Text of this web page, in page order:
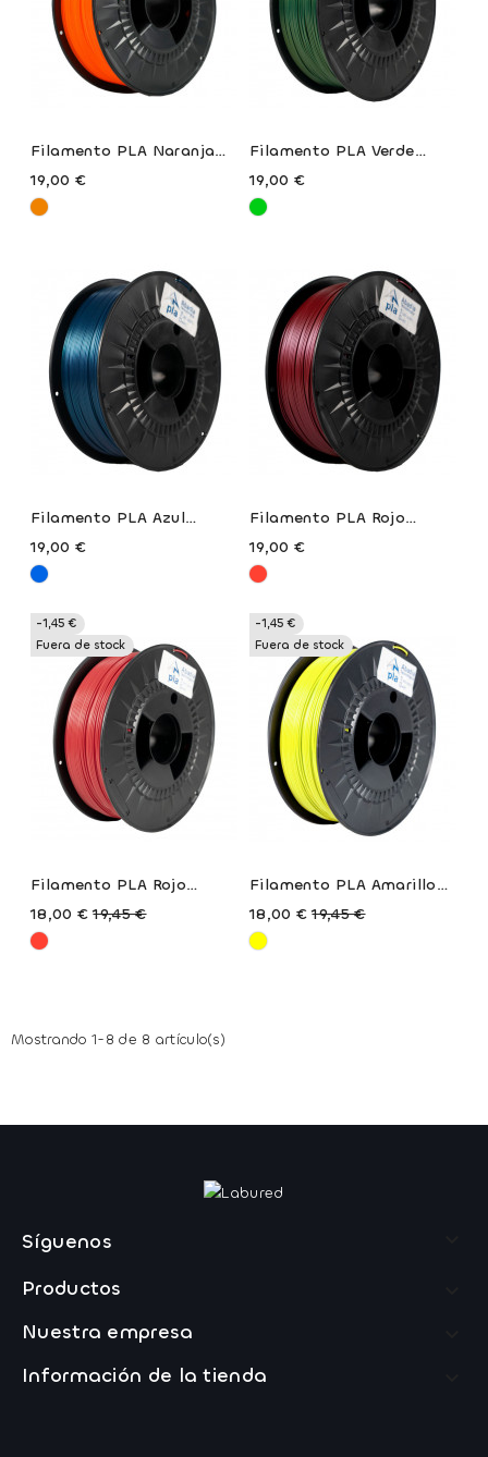
Filamento PLA Naranja
Seguridad De Abadía
Tecnológica
19,00 €
Filamento PLA Verde
Camino De Abadía
Tecnológica
19,00 €
Filamento PLA Azul
Arlanzón De Abadía
Tecnológica
19,00 €
Filamento PLA Rojo
Riblanza De Abadía
Tecnológica
19,00 €
-1,45 €
Fuera de stock
Filamento PLA Rojo
Astronomía De Abadía
Tecnológica
18,00 €Precio
19,45 €
-1,45 €
Fuera de stock
Filamento PLA Amarillo
Tenis De Abadía
Tecnológica
18,00 €Precio
19,45 €
Mostrando 1-8 de 8 artículo(s)
Síguenos
Productos
Nuestra empresa
Información de la tienda